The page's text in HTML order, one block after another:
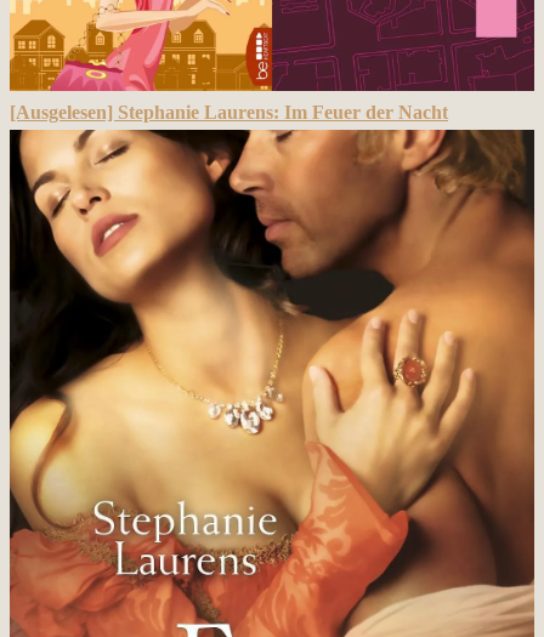
[Ausgelesen] Stephanie Laurens: Im Feuer der Nacht